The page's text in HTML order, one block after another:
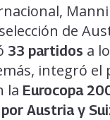
de
33 partidos a
integró el
la Eurocopa
Austria y